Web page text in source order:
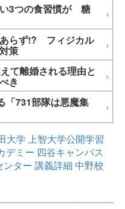
3つの食習慣が 糖
らず!? フィジカル
策
て離婚される理由と
き
「731部隊は悪魔集
大学 上智大学公開学習
デミー 四谷キャンパス
ンター 講義詳細 中野校